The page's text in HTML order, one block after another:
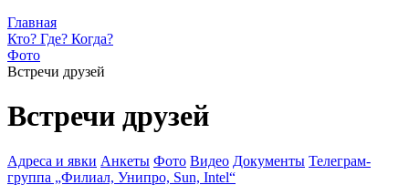
Главная
Кто? Где? Когда?
Фото
Встречи друзей
Встречи друзей
Адреса и явки Анкеты Фото Видео Документы Телеграм-
группа „Филиал, Унипро, Sun, Intel“